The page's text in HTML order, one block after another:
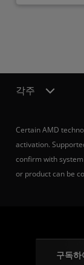
각주
Certain AMD
activation.
confirm with
or product can be
구독